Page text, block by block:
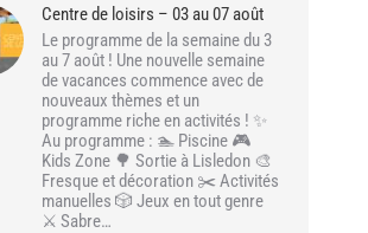
Centre de loisirs – 03 au 07 août
Le programme de la semaine du 3
au 7 août ! Une nouvelle semaine
de vacances commence avec de
nouveaux thèmes et un
programme riche en activités ! ✨
Au programme : 🏊 Piscine 🎮
Kids Zone 🌳 Sortie à Lisledon 🎨
Fresque et décoration ✂️ Activités
manuelles 🎲 Jeux en tout genre
⚔️ Sabre…